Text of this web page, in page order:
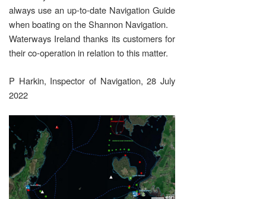
always use an up-to-date Navigation Guide
when boating on the Shannon Navigation.
Waterways Ireland thanks its customers for
their co-operation in relation to this matter.
P Harkin, Inspector of Navigation, 28 July
2022